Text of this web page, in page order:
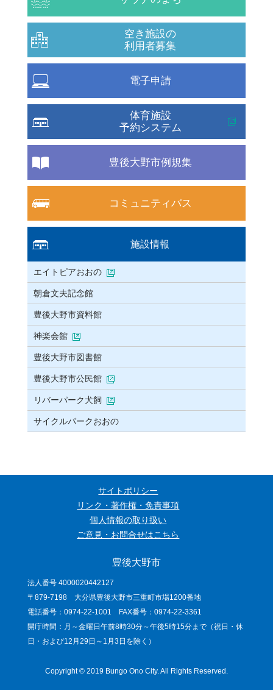
空き施設の
利用者募集
電子申請
体育施設
予約システム
豊後大野市例規集
コミュニティバス
施設情報
エイトピアおおの
朝倉文夫記念館
豊後大野市資料館
神楽会館
豊後大野市図書館
豊後大野市公民館
リバーパーク犬飼
サイクルパークおおの
サイトポリシー
リンク・著作権・免責事項
個人情報の取り扱い
ご意見・お問合せはこちら
豊後大野市
法人番号 4000020442127
〒879-7198 大分県豊後大野市三重町市場1200番地
電話番号：0974-22-1001 FAX番号：0974-22-3361
開庁時間：月～金曜日午前8時30分～午後5時15分まで（祝日・休
日・および12月29日～1月3日を除く）
Copyright © 2019 Bungo Ono City. All Rights Reserved.